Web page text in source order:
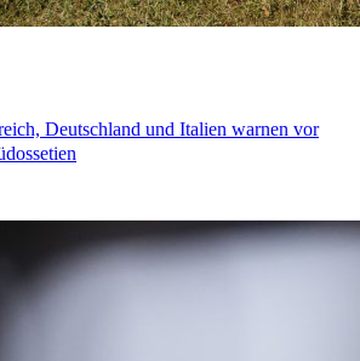
Deutschland und Italien warnen vor